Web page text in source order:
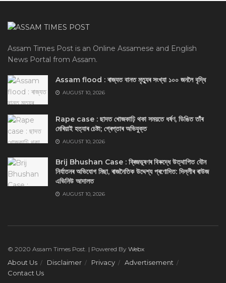
Assam Times Post is an Online Assamese and English
News Portal from Assam.
Assam flood : ৰাজ্যত বানত মৃত্যুৰ সংখ্যা ১০০ জনলৈ বৃদ্ধি
AUGUST 10, 2026
Rape case : ছাদত খোজকাঢ়ি থকা সময়তে ধৰ্ষণ, ডিঙিত তাঁৰ
মেৰিয়াই হত্যাৰ চেষ্টা; গ্ৰেপ্তাৰ অভিযুক্ত
AUGUST 10, 2026
Brij Bhushan Case : ব্ৰিজভূষণৰ বিৰুদ্ধে উত্থাপিত যৌন
নিৰ্যাতনৰ অভিযোগ মিছা, ৰাজনৈতিক উদ্দেশ্য প্ৰণোদিত: দিল্লীৰ ৰাউজ
এভিনিউ আদালত
AUGUST 10, 2026
© 2020 Assam Times Post. | Powered By Webx
About Us Disclaimer Privacy
Advertisement
Contact Us